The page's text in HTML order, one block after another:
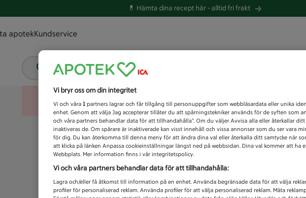
💊 Hämta dina recept här -alltid fri frakt
apotekKundservice
Vad letar du efter idag?
Unknown error
Vi bryr oss om din integritet
Vi och våra 1 partners lagrar och får tillgång till personuppgifter som webbläsardata eller unika
enhet. Genom att välja Jag accepterar tillåter du att spårningstekniker används för de syften som
och våra partners behandlar data för att tillhandahålla”. Om du väljer Avvisa alla eller återkallar ditt
inaktiveras de. Om spårare är inaktiverade kan visst innehåll och vissa annonser som du ser vara
för dig. Du kan återkomma till denna meny för att ändra dina val eller återkalla ditt samtycke när
att klicka på länken Anpassa cookieinställningar längst ned på webbsidan. Dina val kommer att ha
Webbplats. Mer information finns i vår integritetspolicy.
Vi och våra partners behandlar data för att tillhandahålla:
Lagra och/eller få åtkomst till information på en enhet. Använda begränsade data för att välja
profiler för personaliserad reklam. Använda profiler för att välja personaliserad reklam. Mäta